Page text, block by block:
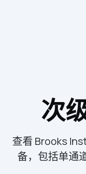
次
查看 Brooks
备，包括单通